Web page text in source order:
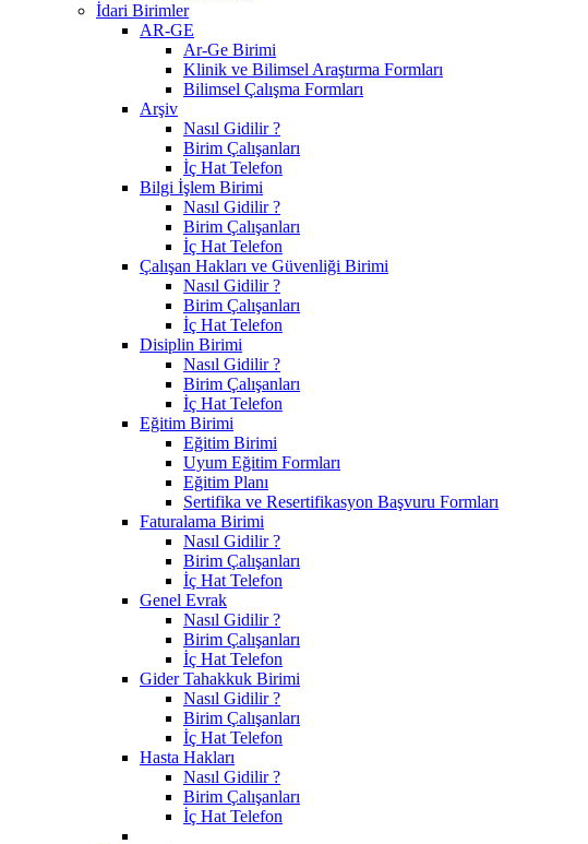
İdari Birimler
AR-GE
Ar-Ge Birimi
Klinik ve Bilimsel Araştırma Formları
Bilimsel Çalışma Formları
Arşiv
Nasıl Gidilir ?
Birim Çalışanları
İç Hat Telefon
Bilgi İşlem Birimi
Nasıl Gidilir ?
Birim Çalışanları
İç Hat Telefon
Çalışan Hakları ve Güvenliği Birimi
Nasıl Gidilir ?
Birim Çalışanları
İç Hat Telefon
Disiplin Birimi
Nasıl Gidilir ?
Birim Çalışanları
İç Hat Telefon
Eğitim Birimi
Eğitim Birimi
Uyum Eğitim Formları
Eğitim Planı
Sertifika ve Resertifikasyon Başvuru Formları
Faturalama Birimi
Nasıl Gidilir ?
Birim Çalışanları
İç Hat Telefon
Genel Evrak
Nasıl Gidilir ?
Birim Çalışanları
İç Hat Telefon
Gider Tahakkuk Birimi
Nasıl Gidilir ?
Birim Çalışanları
İç Hat Telefon
Hasta Hakları
Nasıl Gidilir ?
Birim Çalışanları
İç Hat Telefon